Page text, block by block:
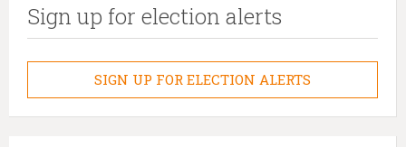
Sign up for election alerts
SIGN UP FOR ELECTION ALERTS